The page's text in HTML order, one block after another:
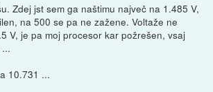
Zdej jst sem ga naštimu največ na 1.485 V,
na 500 se pa ne zažene. Voltaže ne
V, je pa moj procesor kar požrešen, vsaj
10.731 ...